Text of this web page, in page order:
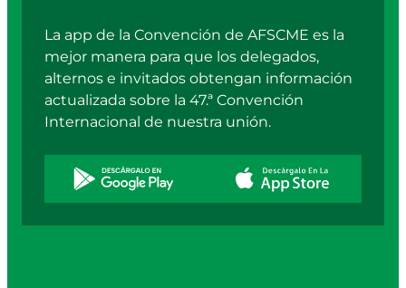
La app de la Convención de AFSCME es la
mejor manera para que los delegados,
alternos e invitados obtengan información
actualizada sobre la 47.ª Convención
Internacional de nuestra unión.